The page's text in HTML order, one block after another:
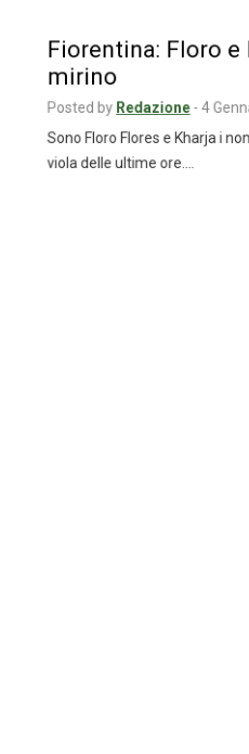
Fiorentina: Floro e
mirino
Posted byRedazione - 4
Sono Floro Flores e Kharja i
viola delle ultime ore.…